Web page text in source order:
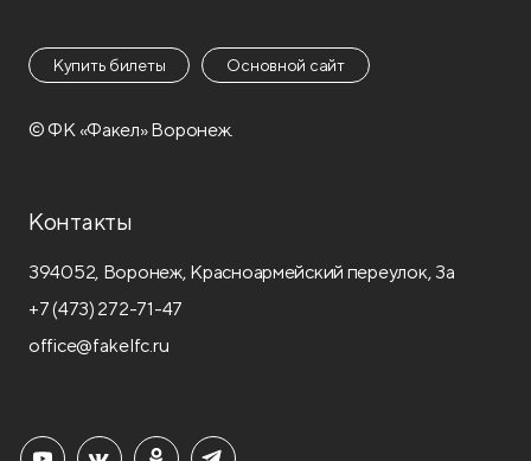
Купить билеты Основной сайт
© ФК «Факел» Воронеж.
Контакты
394052, Воронеж, Красноармейский переулок, 3а
+7 (473) 272-71-47
office@fakelfc.ru